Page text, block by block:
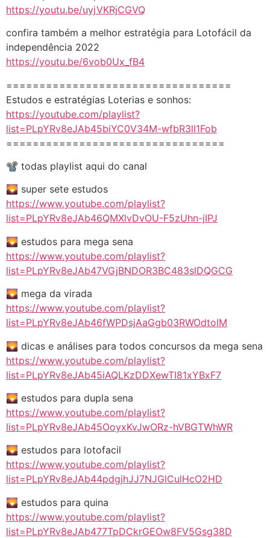
https://youtu.be/uyjVKRjCGVQ
confira também a melhor estratégia para Lotofácil da
independência 2022
https://youtu.be/6vob0Ux_fB4
==================================
Estudos e estratégias Loterias e sonhos:
https://youtube.com/playlist?
list=PLpYRv8eJAb45biYC0V34M-wfbR3lI1Fob
=================================
📽️ todas playlist aqui do canal
🌄 super sete estudos
https://www.youtube.com/playlist?
list=PLpYRv8eJAb46QMXlvDvOU-F5zUhn-jIPJ
🌄 estudos para mega sena
https://www.youtube.com/playlist?
list=PLpYRv8eJAb47VGjBNDOR3BC483slDQGCG
🌄 mega da virada
https://www.youtube.com/playlist?
list=PLpYRv8eJAb46fWPDsjAaGgb03RWOdtoIM
🌄 dicas e análises para todos concursos da mega sena
https://www.youtube.com/playlist?
list=PLpYRv8eJAb45iAQLKzDDXewTI81xYBxF7
🌄 estudos para dupla sena
https://www.youtube.com/playlist?
list=PLpYRv8eJAb45OoyxKvJwORz-hVBGTWhWR
🌄 estudos para lotofacil
https://www.youtube.com/playlist?
list=PLpYRv8eJAb44pdgjhJJ7NJGlCulHcO2HD
🌄 estudos para quina
https://www.youtube.com/playlist?
list=PLpYRv8eJAb477TpDCkrGEOw8FV5Gsg38D